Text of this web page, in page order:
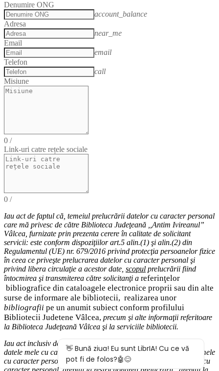
Denumire ONG
account_balance
Adresa
near_me
Email
email
Telefon
call
Misiune
0 /
Link-uri catre rețele sociale
0 /
Iau act de faptul că, temeiul prelucrării datelor cu caracter personal
care mă privesc de către Biblioteca Judeţeană ,,Antim Ivireanul”
Vâlcea, furnizate prin prezenta cerere în calitate de solicitant
servicii: este conform dispoziţiilor art.5 alin.(1) şi alin.(2) din
Regulamentul (UE) nr. 679/2016 privind protecţia persoanelor fizice
în ceea ce priveşte prelucrarea datelor cu caracter personal şi
privind libera circulaţie a acestor date, scopul prelucrării fiind
întocmirea şi transmiterea către solicitanţi a referinţelor
bibliografice din cataloagele electronice proprii sau din alte
surse de informare ale bibliotecii, realizarea unor
bibliografii pe un anumit subiect conform profilului
Bibliotecii Judetene Vâlcea, precum şi alte informaţii referitoare
la Biblioteca Judeţeană Vâlcea şi la serviciile bibliotecii.
Iau act inclusiv de drepturile pe care le am (
dreptul de acces
datele mele cu caracter personal, dreptul la rectificarea datelor mele
cu caracter personal inexacte, dreptul la ştergere
mele cu